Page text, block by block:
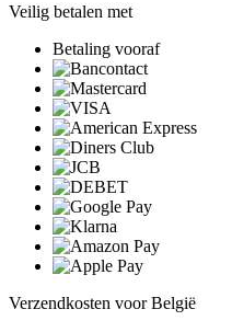
Veilig betalen met
Betaling vooraf
Verzendkosten voor België